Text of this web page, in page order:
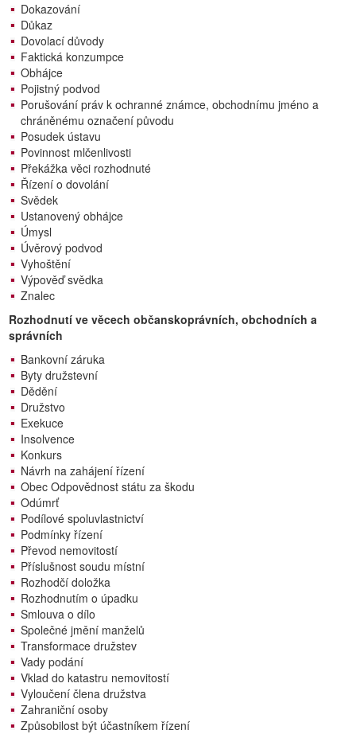
Dokazování
Důkaz
Dovolací důvody
Faktická konzumpce
Obhájce
Pojistný podvod
Porušování práv k ochranné známce, obchodnímu jméno a
chráněnému označení původu
Posudek ústavu
Povinnost mlčenlivosti
Překážka věci rozhodnuté
Řízení o dovolání
Svědek
Ustanovený obhájce
Úmysl
Úvěrový podvod
Vyhoštění
Výpověď svědka
Znalec
Rozhodnutí ve věcech občanskoprávních, obchodních a
správních
Bankovní záruka
Byty družstevní
Dědění
Družstvo
Exekuce
Insolvence
Konkurs
Návrh na zahájení řízení
Obec Odpovědnost státu za škodu
Odúmrť
Podílové spoluvlastnictví
Podmínky řízení
Převod nemovitostí
Příslušnost soudu místní
Rozhodčí doložka
Rozhodnutím o úpadku
Smlouva o dílo
Společné jmění manželů
Transformace družstev
Vady podání
Vklad do katastru nemovitostí
Vyloučení člena družstva
Zahraniční osoby
Způsobilost být účastníkem řízení